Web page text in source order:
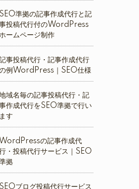
SEO準拠の記事作成代行と記
投稿代行付のWordPress
ームページ制作
事投稿代行・記事作成代行
例WordPress｜SEO仕様
域名毎の記事投稿代行・記
作成代行をSEO準拠で行い
ます
WordPressの記事作成代
・投稿代行サービス｜SEO
拠
SEOブログ投稿代行サービス